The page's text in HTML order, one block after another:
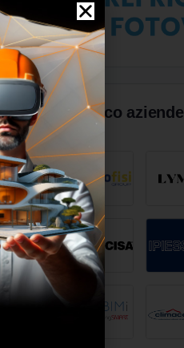
Elenco aziende